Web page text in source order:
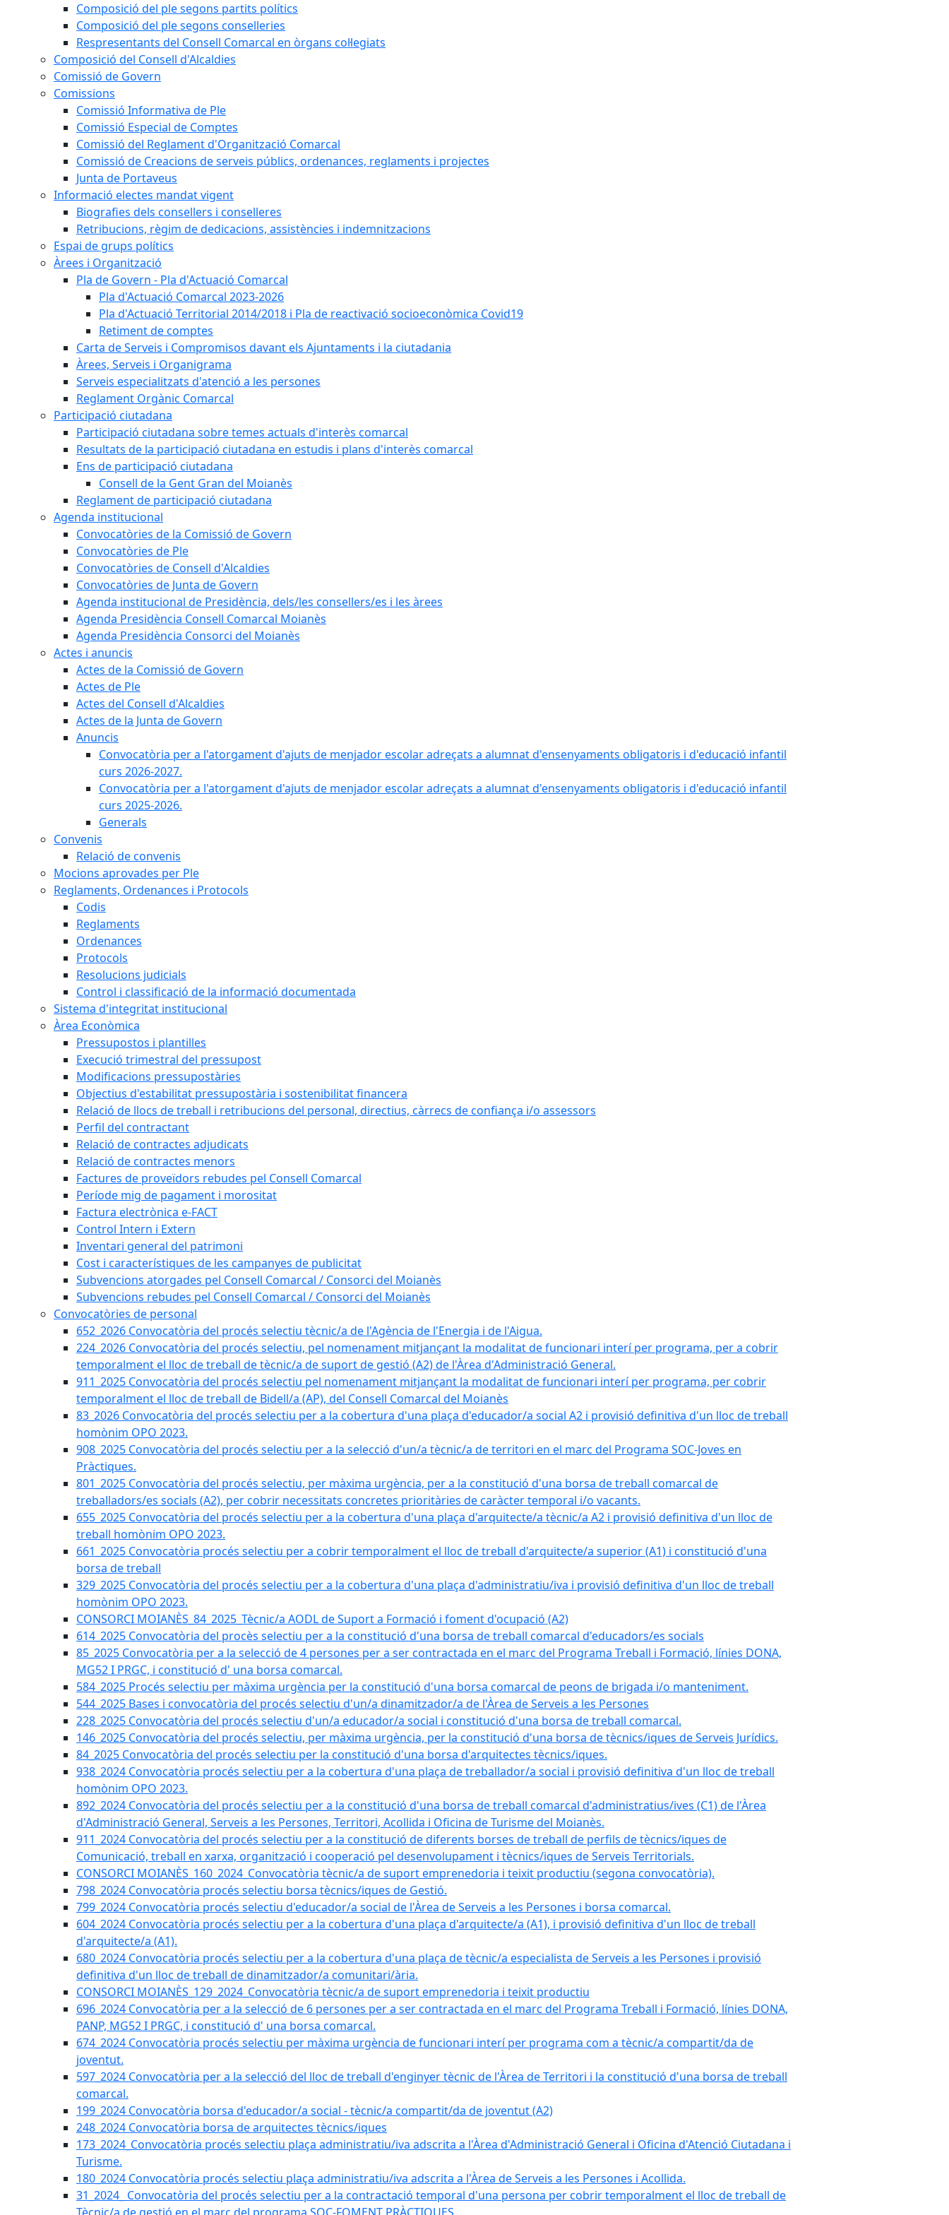
Composició del ple segons partits polítics
Composició del ple segons conselleries
Respresentants del Consell Comarcal en òrgans col·legiats
Composició del Consell d'Alcaldies
Comissió de Govern
Comissions
Comissió Informativa de Ple
Comissió Especial de Comptes
Comissió del Reglament d'Organització Comarcal
Comissió de Creacions de serveis públics, ordenances, reglaments i projectes
Junta de Portaveus
Informació electes mandat vigent
Biografies dels consellers i conselleres
Retribucions, règim de dedicacions, assistències i indemnitzacions
Espai de grups polítics
Àrees i Organització
Pla de Govern - Pla d'Actuació Comarcal
Pla d'Actuació Comarcal 2023-2026
Pla d'Actuació Territorial 2014/2018 i Pla de reactivació socioeconòmica Covid19
Retiment de comptes
Carta de Serveis i Compromisos davant els Ajuntaments i la ciutadania
Àrees, Serveis i Organigrama
Serveis especialitzats d'atenció a les persones
Reglament Orgànic Comarcal
Participació ciutadana
Participació ciutadana sobre temes actuals d'interès comarcal
Resultats de la participació ciutadana en estudis i plans d'interès comarcal
Ens de participació ciutadana
Consell de la Gent Gran del Moianès
Reglament de participació ciutadana
Agenda institucional
Convocatòries de la Comissió de Govern
Convocatòries de Ple
Convocatòries de Consell d'Alcaldies
Convocatòries de Junta de Govern
Agenda institucional de Presidència, dels/les consellers/es i les àrees
Agenda Presidència Consell Comarcal Moianès
Agenda Presidència Consorci del Moianès
Actes i anuncis
Actes de la Comissió de Govern
Actes de Ple
Actes del Consell d'Alcaldies
Actes de la Junta de Govern
Anuncis
Convocatòria per a l'atorgament d'ajuts de menjador escolar adreçats a alumnat d'ensenyaments obligatoris i d'educació infantil
curs 2026-2027.
Convocatòria per a l'atorgament d'ajuts de menjador escolar adreçats a alumnat d'ensenyaments obligatoris i d'educació infantil
curs 2025-2026.
Generals
Convenis
Relació de convenis
Mocions aprovades per Ple
Reglaments, Ordenances i Protocols
Codis
Reglaments
Ordenances
Protocols
Resolucions judicials
Control i classificació de la informació documentada
Sistema d'integritat institucional
Àrea Econòmica
Pressupostos i plantilles
Execució trimestral del pressupost
Modificacions pressupostàries
Objectius d'estabilitat pressupostària i sostenibilitat financera
Relació de llocs de treball i retribucions del personal, directius, càrrecs de confiança i/o assessors
Perfil del contractant
Relació de contractes adjudicats
Relació de contractes menors
Factures de proveïdors rebudes pel Consell Comarcal
Període mig de pagament i morositat
Factura electrònica e-FACT
Control Intern i Extern
Inventari general del patrimoni
Cost i característiques de les campanyes de publicitat
Subvencions atorgades pel Consell Comarcal / Consorci del Moianès
Subvencions rebudes pel Consell Comarcal / Consorci del Moianès
Convocatòries de personal
652_2026 Convocatòria del procés selectiu tècnic/a de l'Agència de l'Energia i de l'Aigua.
224_2026 Convocatòria del procés selectiu, pel nomenament mitjançant la modalitat de funcionari interí per programa, per a cobrir
temporalment el lloc de treball de tècnic/a de suport de gestió (A2) de l'Àrea d'Administració General.
911_2025 Convocatòria del procés selectiu pel nomenament mitjançant la modalitat de funcionari interí per programa, per cobrir
temporalment el lloc de treball de Bidell/a (AP), del Consell Comarcal del Moianès
83_2026 Convocatòria del procés selectiu per a la cobertura d'una plaça d'educador/a social A2 i provisió definitiva d'un lloc de treball
homònim OPO 2023.
908_2025 Convocatòria del procés selectiu per a la selecció d'un/a tècnic/a de territori en el marc del Programa SOC-Joves en
Pràctiques.
801_2025 Convocatòria del procés selectiu, per màxima urgència, per a la constitució d'una borsa de treball comarcal de
treballadors/es socials (A2), per cobrir necessitats concretes prioritàries de caràcter temporal i/o vacants.
655_2025 Convocatòria del procés selectiu per a la cobertura d'una plaça d'arquitecte/a tècnic/a A2 i provisió definitiva d'un lloc de
treball homònim OPO 2023.
661_2025 Convocatòria procés selectiu per a cobrir temporalment el lloc de treball d'arquitecte/a superior (A1) i constitució d'una
borsa de treball
329_2025 Convocatòria del procés selectiu per a la cobertura d'una plaça d'administratiu/iva i provisió definitiva d'un lloc de treball
homònim OPO 2023.
CONSORCI MOIANÈS_84_2025_Tècnic/a AODL de Suport a Formació i foment d'ocupació (A2)
614_2025 Convocatòria del procès selectiu per a la constitució d'una borsa de treball comarcal d'educadors/es socials
85_2025 Convocatòria per a la selecció de 4 persones per a ser contractada en el marc del Programa Treball i Formació, línies DONA,
MG52 I PRGC, i constitució d' una borsa comarcal.
584_2025 Procés selectiu per màxima urgència per la constitució d'una borsa comarcal de peons de brigada i/o manteniment.
544_2025 Bases i convocatòria del procés selectiu d'un/a dinamitzador/a de l'Àrea de Serveis a les Persones
228_2025 Convocatòria del procés selectiu d'un/a educador/a social i constitució d'una borsa de treball comarcal.
146_2025 Convocatòria del procés selectiu, per màxima urgència, per la constitució d'una borsa de tècnics/iques de Serveis Jurídics.
84_2025 Convocatòria del procés selectiu per la constitució d'una borsa d'arquitectes tècnics/iques.
938_2024 Convocatòria procés selectiu per a la cobertura d'una plaça de treballador/a social i provisió definitiva d'un lloc de treball
homònim OPO 2023.
892_2024 Convocatòria del procés selectiu per a la constitució d'una borsa de treball comarcal d'administratius/ives (C1) de l'Àrea
d'Administració General, Serveis a les Persones, Territori, Acollida i Oficina de Turisme del Moianès.
911_2024 Convocatòria del procés selectiu per a la constitució de diferents borses de treball de perfils de tècnics/iques de
Comunicació, treball en xarxa, organització i cooperació pel desenvolupament i tècnics/iques de Serveis Territorials.
CONSORCI MOIANÈS_160_2024_Convocatòria tècnic/a de suport emprenedoria i teixit productiu (segona convocatòria).
798_2024 Convocatòria procés selectiu borsa tècnics/iques de Gestió.
799_2024 Convocatòria procés selectiu d'educador/a social de l'Àrea de Serveis a les Persones i borsa comarcal.
604_2024 Convocatòria procés selectiu per a la cobertura d'una plaça d'arquitecte/a (A1), i provisió definitiva d'un lloc de treball
d'arquitecte/a (A1).
680_2024 Convocatòria procés selectiu per a la cobertura d'una plaça de tècnic/a especialista de Serveis a les Persones i provisió
definitiva d'un lloc de treball de dinamitzador/a comunitari/ària.
CONSORCI MOIANÈS_129_2024_Convocatòria tècnic/a de suport emprenedoria i teixit productiu
696_2024 Convocatòria per a la selecció de 6 persones per a ser contractada en el marc del Programa Treball i Formació, línies DONA,
PANP, MG52 I PRGC, i constitució d' una borsa comarcal.
674_2024 Convocatòria procés selectiu per màxima urgència de funcionari interí per programa com a tècnic/a compartit/da de
joventut.
597_2024 Convocatòria per a la selecció del lloc de treball d'enginyer tècnic de l'Àrea de Territori i la constitució d'una borsa de treball
comarcal.
199_2024 Convocatòria borsa d'educador/a social - tècnic/a compartit/da de joventut (A2)
248_2024 Convocatòria borsa de arquitectes tècnics/iques
173_2024_Convocatòria procés selectiu plaça administratiu/iva adscrita a l'Àrea d'Administració General i Oficina d'Atenció Ciutadana i
Turisme.
180_2024 Convocatòria procés selectiu plaça administratiu/iva adscrita a l'Àrea de Serveis a les Persones i Acollida.
31_2024_ Convocatòria del procés selectiu per a la contractació temporal d'una persona per cobrir temporalment el lloc de treball de